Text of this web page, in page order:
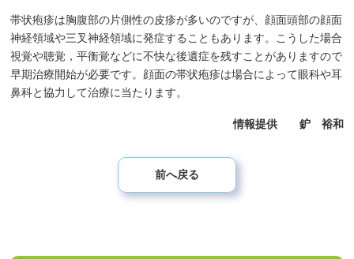
帯状疱疹は胸腹部の片側性の皮疹が多いのですが、顔面頭部の顔面
神経領域や三叉神経領域に発症することもあります。こうした場合
視覚や聴覚，平衡覚などに不快な後遺症を残すことがありますので
早期治療開始が必要です。顔面の帯状疱疹は場合によって眼科や耳
鼻科と協力して治療に当たります。
情報提供 鈩 裕和
前へ戻る